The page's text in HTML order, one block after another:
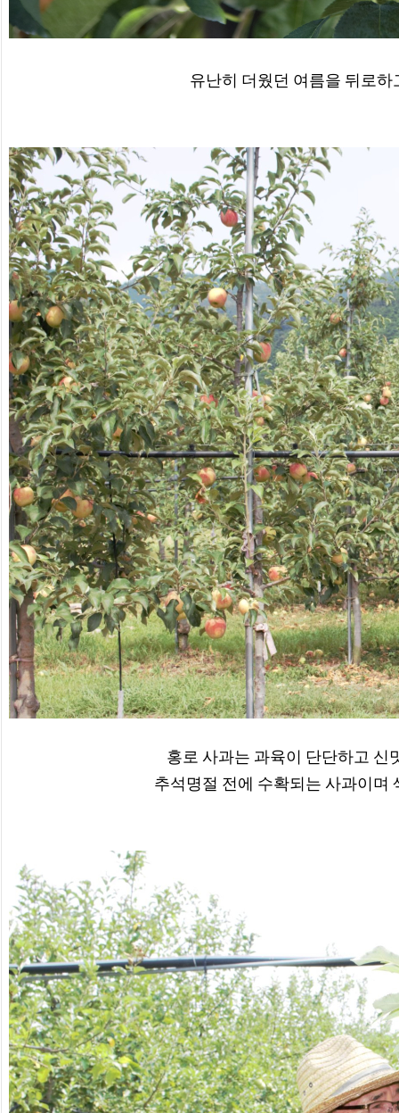
유난히 더웠던 여름을 뒤로
홍로 사과는 과육이 단단하고 신
추석명절 전에 수확되는 사과이며